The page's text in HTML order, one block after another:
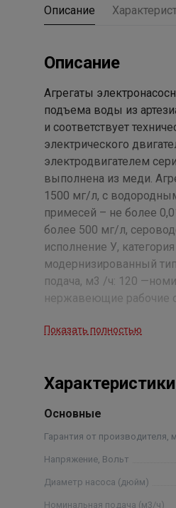
Описание
Описание
Агрегаты
подъема воды из
и соответствует
электрического
электродвигателем
выполнена из меди.
1500 мг/л, с
примесей – не более
более 500 мг/л,
исполнение У,
модернизированный
подача, м3 /ч: 120
нержавеющие рабочие
Показать полностью
Характеристики
Основные
Гарантия от производителя,
Напряжение, Вольт
Диаметр насоса (дюйм)
Номинальная подача (м3/ч)